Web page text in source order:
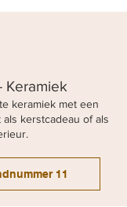
Keramiek
keramiek met een
kerstcadeau of als
11